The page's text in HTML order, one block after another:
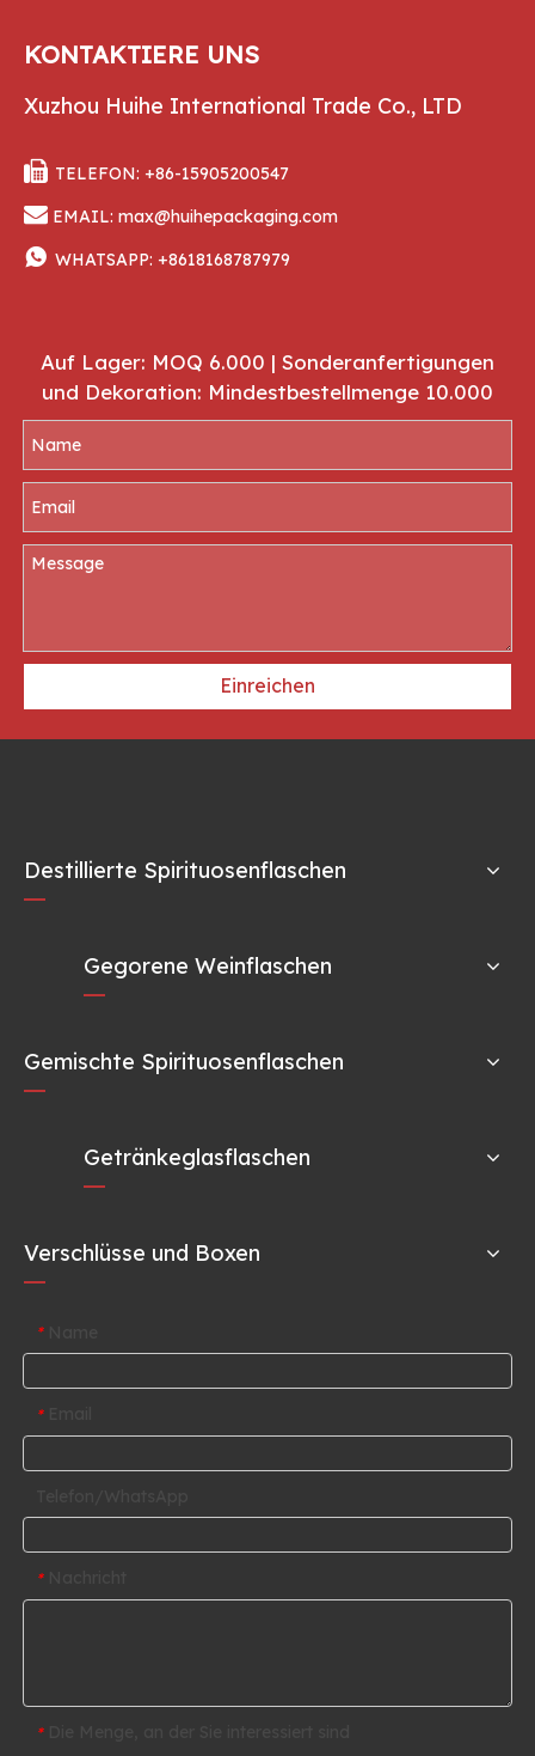
KONTAKTIERE UNS
Xuzhou Huihe International Trade Co., LTD
 TELEFON: +86-15905200547
 EMAIL: max@huihepackaging.com
 WHATSAPP: +8618168787979
Auf Lager: MOQ 6.000 | Sonderanfertigungen
und Dekoration: Mindestbestellmenge 10.000
Einreichen
Destillierte Spirituosenflaschen
Gegorene Weinflaschen
Gemischte Spirituosenflaschen
Getränkeglasflaschen
Verschlüsse und Boxen
*
*
*
*